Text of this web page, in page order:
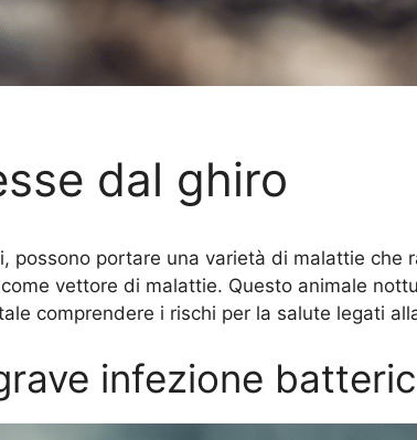
dal ghiro
possono portare una varietà di malattie
vettore di malattie. Questo animale
comprendere i rischi per la salute legati
infezione